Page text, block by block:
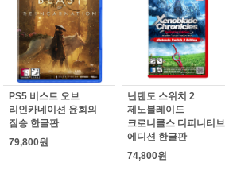
PS5 비스트 오브
리인카네이션 윤회의
짐승 한글판
79,800원
닌텐도 스위치 2
제노블레이드
크로니클스 디피니티브
에디션 한글판
74,800원